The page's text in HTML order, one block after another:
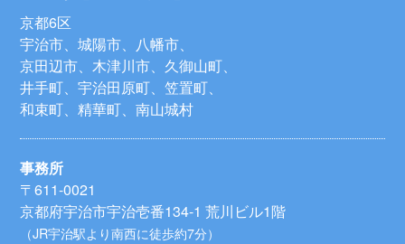
京都6区
宇治市、城陽市、八幡市、
京田辺市、木津川市、久御山町、
井手町、宇治田原町、笠置町、
和束町、精華町、南山城村
事務所
〒611-0021
京都府宇治市宇治壱番134-1 荒川ビル1階
（JR宇治駅より南西に徒歩約7分）